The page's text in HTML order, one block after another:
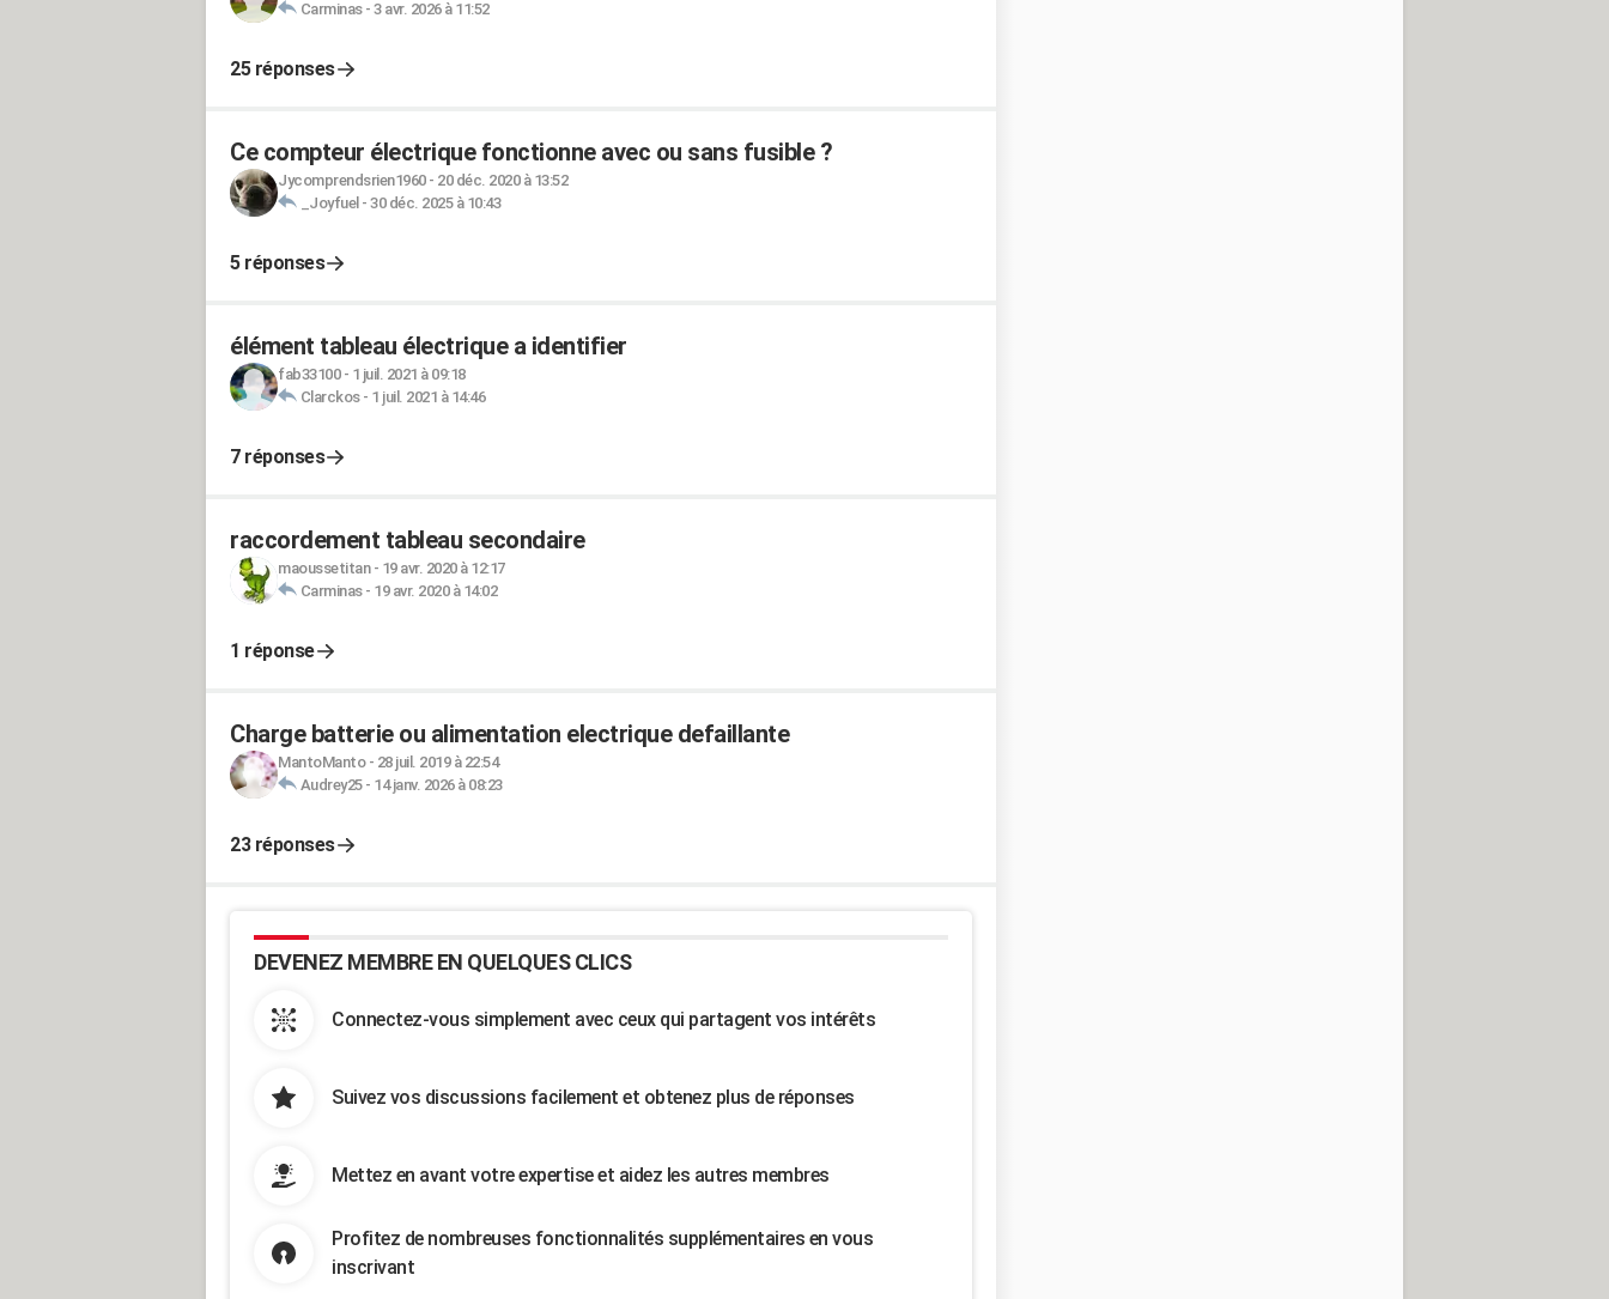
Carminas- 3 avr. 2026 à 11:52
25 réponses
Ce compteur électrique fonctionne avec ou sans fusible ?
Jycomprendsrien1960- 20 déc. 2020 à 13:52
_Joyfuel- 30 déc. 2025 à 10:43
5 réponses
élément tableau électrique a identifier
fab33100- 1 juil. 2021 à 09:18
Clarckos- 1 juil. 2021 à 14:46
7 réponses
raccordement tableau secondaire
maoussetitan- 19 avr. 2020 à 12:17
Carminas- 19 avr. 2020 à 14:02
1 réponse
Charge batterie ou alimentation electrique defaillante
MantoManto- 28 juil. 2019 à 22:54
Audrey25- 14 janv. 2026 à 08:23
23 réponses
DEVENEZ MEMBRE EN QUELQUES CLICS
Connectez-vous simplement avec ceux qui partagent vos intérêts
Suivez vos discussions facilement et obtenez plus de réponses
Mettez en avant votre expertise et aidez les autres membres
Profitez de nombreuses fonctionnalités supplémentaires en vous
inscrivant